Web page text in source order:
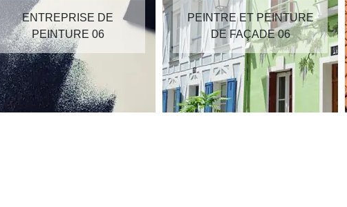
ENTREPRISE DE
PEINTURE 06
PEINTRE ET PEINTURE
DE FAÇADE 06